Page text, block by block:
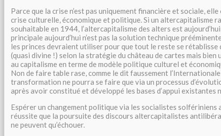
Parce que la crise n’est pas uniquement financière et sociale,
crise culturelle, économique et politique. Si un altercapitalisme
souhaitable en 1944, l’altercapitalisme des alters est
principale aujourd’hui n’est pas la solution technique
les princes devraient utiliser pour que tout le reste se rétablisse
(quasi divine !) selon la stratégie du château de cartes mais
au capitalisme en terme de modèle politique culturel et
Non de faire table rase, comme le dit faussement
transformation ne pourra se faire que via un processus
après avoir constitué et développé les bases d’appui existantes
Espérer un changement politique via les socialistes solfériniens
réussite que la poursuite des discours altercapitalistes
ne peuvent qu’échouer.